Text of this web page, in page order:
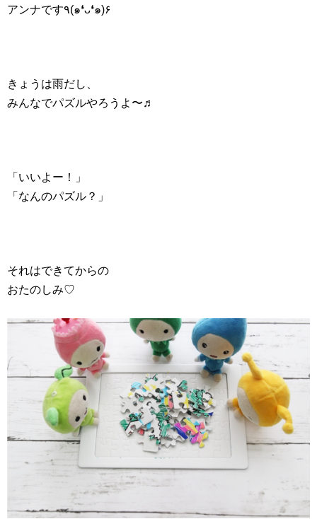
アンナです٩(๑❛ᴗ❛๑)۶
きょうは雨だし、
みんなでパズルやろうよ〜♬
「いいよー！」
「なんのパズル？」
それはできてからの
おたのしみ♡